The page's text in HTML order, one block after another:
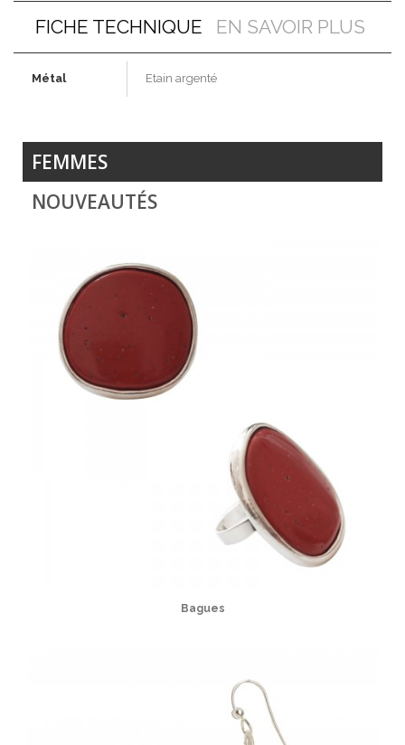
FICHE TECHNIQUE EN SAVOIR PLUS
Métal Etain argenté
FEMMES
NOUVEAUTÉS
Bagues